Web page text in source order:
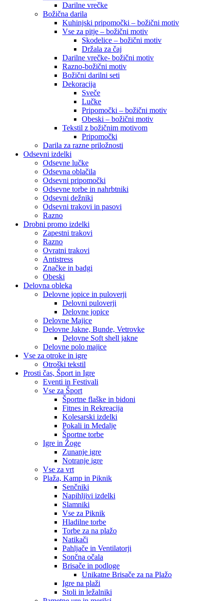
Darilne vrečke
Božična darila
Kuhinjski pripomočki – božični motiv
Vse za pitje – božični motiv
Skodelice – božični motiv
Držala za čaj
Darilne vrečke- božični motiv
Razno-božični motiv
Božični darilni seti
Dekoracija
Sveče
Lučke
Pripomočki – božični motiv
Obeski – božični motiv
Tekstil z božičnim motivom
Pripomočki
Darila za razne priložnosti
Odsevni izdelki
Odsevne lučke
Odsevna oblačila
Odsevni pripomočki
Odsevne torbe in nahrbtniki
Odsevni dežniki
Odsevni trakovi in pasovi
Razno
Drobni promo izdelki
Zapestni trakovi
Razno
Ovratni trakovi
Antistress
Značke in badgi
Obeski
Delovna obleka
Delovne jopice in puloverji
Delovni puloverji
Delovne jopice
Delovne Majice
Delovne Jakne, Bunde, Vetrovke
Delovne Soft shell jakne
Delovne polo majice
Vse za otroke in igre
Otroški tekstil
Prosti čas, Šport in Igre
Eventi in Festivali
Vse za Šport
Športne flaške in bidoni
Fitnes in Rekreacija
Kolesarski izdelki
Pokali in Medalje
Športne torbe
Igre in Žoge
Zunanje igre
Notranje igre
Vse za vrt
Plaža, Kamp in Piknik
Senčniki
Napihljivi izdelki
Slamniki
Vse za Piknik
Hladilne torbe
Torbe za na plažo
Natikači
Pahljače in Ventilatorji
Sončna očala
Brisače in podloge
Unikatne Brisače za na Plažo
Igre na plaži
Stoli in ležalniki